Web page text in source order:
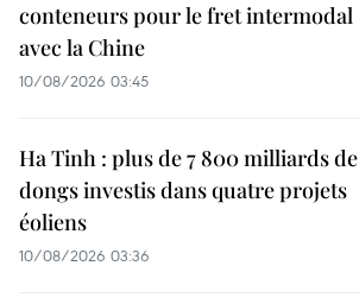
conteneurs pour le fret intermodal
avec la Chine
10/08/2026 03:45
Ha Tinh : plus de 7 800 milliards de
dongs investis dans quatre projets
éoliens
10/08/2026 03:36